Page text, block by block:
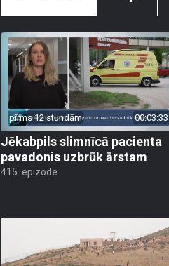
pirms 12 stundām 00:03:33
Jēkabpils slimnīcā pacienta
pavadonis uzbrūk ārstam
415. epizode